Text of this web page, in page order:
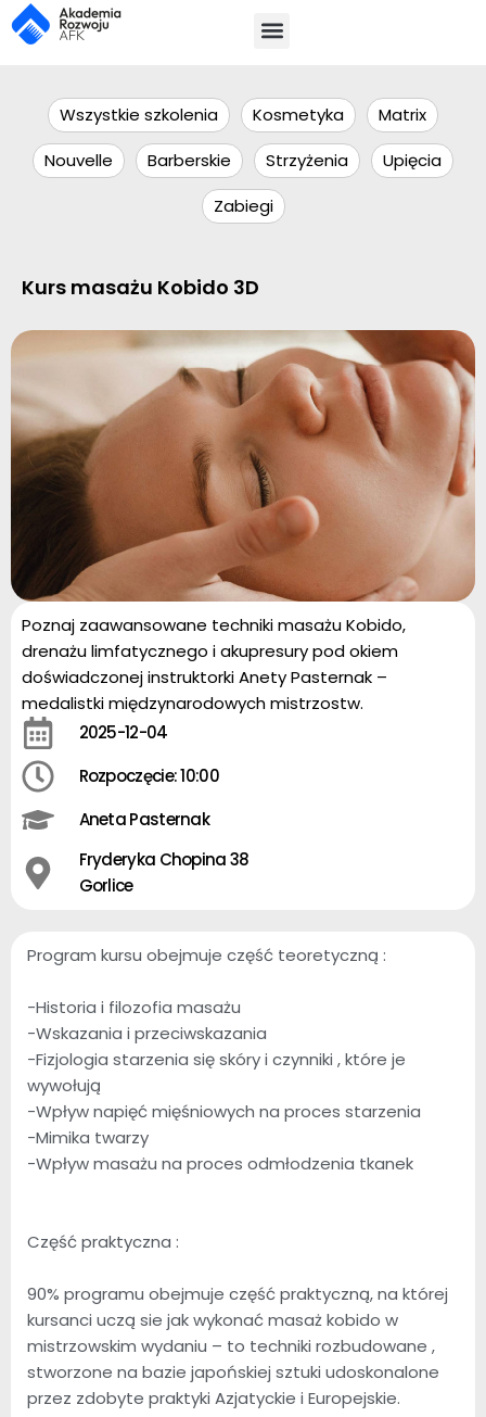
Wszystkie szkolenia Kosmetyka
Matrix
Nouvelle
Barberskie Strzyżenia
Upięcia
Zabiegi
Kurs masażu Kobido 3D
Poznaj zaawansowane techniki masażu Kobido,
drenażu limfatycznego i akupresury pod okiem
doświadczonej instruktorki Anety Pasternak –
medalistki międzynarodowych mistrzostw.
2025-12-04
Rozpoczęcie: 10:00
Aneta Pasternak
Fryderyka Chopina 38
Gorlice
Program kursu obejmuje część teoretyczną :
-Historia i filozofia masażu
-Wskazania i przeciwskazania
-Fizjologia starzenia się skóry i czynniki , które je
wywołują
-Wpływ napięć mięśniowych na proces starzenia
-Mimika twarzy
-Wpływ masażu na proces odmłodzenia tkanek
Część praktyczna :
90% programu obejmuje część praktyczną, na której
kursanci uczą sie jak wykonać masaż kobido w
mistrzowskim wydaniu – to techniki rozbudowane ,
stworzone na bazie japońskiej sztuki udoskonalone
przez zdobyte praktyki Azjatyckie i Europejskie.